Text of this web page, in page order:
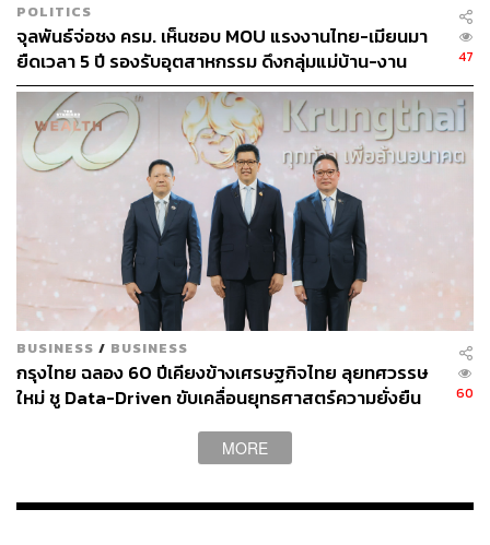
361
ABOUT THE AUTHOR
ปวริศ อำนวยพรไพศาล
Content Creator สำนักข่าว THE
STANDARD WEALTH
POLITICS
จุลพันธ์จ่อชง ครม. เห็นชอบ MOU แรงงานไทย-เมียนมา
ยืดเวลา 5 ปี รองรับอุตสาหกรรม ดึงกลุ่มแม่บ้าน-งาน
อิสระเข้าสู่ระบบประกันสังคม
47
BUSINESS / BUSINESS
กรุงไทย ฉลอง 60 ปีเคียงข้างเศรษฐกิจไทย ลุยทศวรรษ
ใหม่ ชู Data-Driven ขับเคลื่อนยุทธศาสตร์ความยั่งยืน
60
MORE